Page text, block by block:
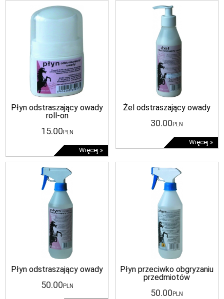
Płyn odstraszający owady
roll-on
15.00 PLN
Więcej »
Żel odstraszający owady
30.00PLN
Więcej »
Płyn odstraszający owady
50.00PLN
Płyn przeciwko obgryzaniu
przedmiotów
50.00PLN